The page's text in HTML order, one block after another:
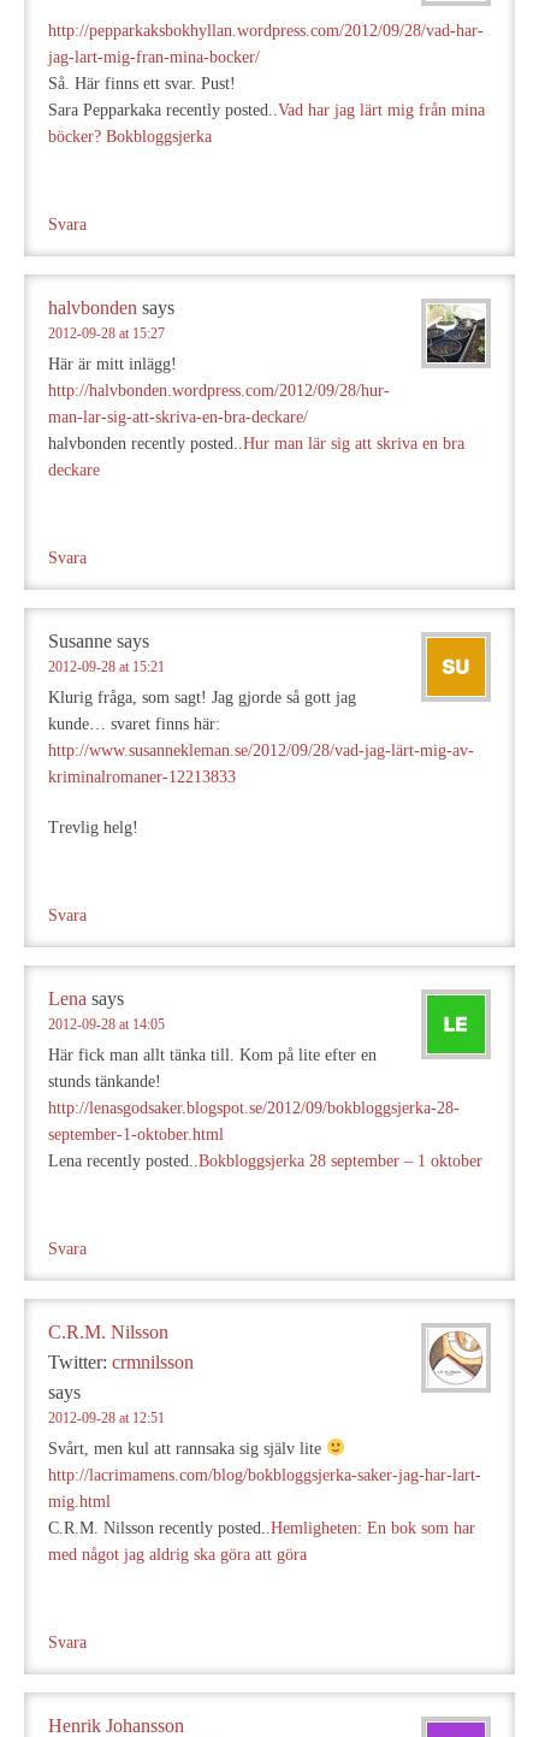
http://pepparkaksbokhyllan.wordpress.com/2012/09/28/vad-har-
jag-lart-mig-fran-mina-bocker/
Så. Här finns ett svar. Pust!
Sara Pepparkaka recently posted..Vad har jag lärt mig från mina
böcker? Bokbloggsjerka
Svara
halvbonden says
2012-09-28 at 15:27
Här är mitt inlägg!
http://halvbonden.wordpress.com/2012/09/28/hur-
man-lar-sig-att-skriva-en-bra-deckare/
halvbonden recently posted..Hur man lär sig att skriva en bra
deckare
Svara
Susanne says
2012-09-28 at 15:21
Klurig fråga, som sagt! Jag gjorde så gott jag
kunde… svaret finns här:
http://www.susannekleman.se/2012/09/28/vad-jag-lärt-mig-av-
kriminalromaner-12213833
Trevlig helg!
Svara
Lena says
2012-09-28 at 14:05
Här fick man allt tänka till. Kom på lite efter en
stunds tänkande!
http://lenasgodsaker.blogspot.se/2012/09/bokbloggsjerka-28-
september-1-oktober.html
Lena recently posted..Bokbloggsjerka 28 september – 1 oktober
Svara
C.R.M. Nilsson
Twitter: crmnilsson
says
2012-09-28 at 12:51
Svårt, men kul att rannsaka sig själv lite
http://lacrimamens.com/blog/bokbloggsjerka-saker-jag-har-lart-
mig.html
C.R.M. Nilsson recently posted..Hemligheten: En bok som har
med något jag aldrig ska göra att göra
Svara
Henrik Johansson